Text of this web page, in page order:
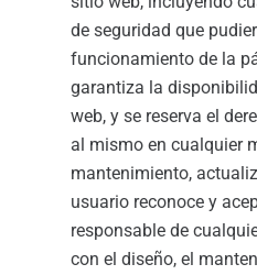
de seguridad que
funcionamiento de la
garantiza la
web, y se reserva el
al mismo en cualquier
mantenimiento,
usuario reconoce y
responsable de
con el diseño, el